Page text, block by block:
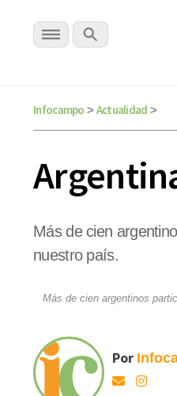
Infocampo > Actualidad >
Más de cien
nuestro país.
Más de cien argentinos
Por